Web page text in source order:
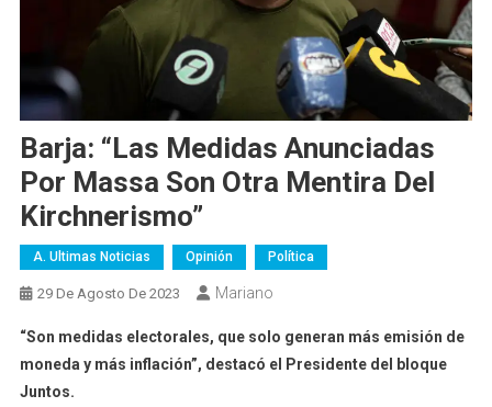
Barja: “Las Medidas Anunciadas
Por Massa Son Otra Mentira Del
Kirchnerismo”
A. Ultimas Noticias Opinión Política
29 De Agosto De 2023 Mariano
“Son medidas electorales, que solo generan más emisión de
moneda y más inflación”, destacó el Presidente del bloque
Juntos.